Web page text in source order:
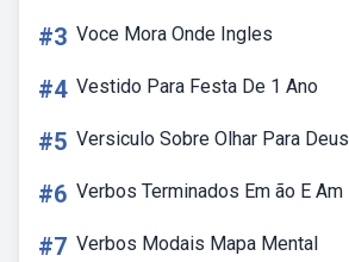
#3 Voce Mora Onde Ingles
#4 Vestido Para Festa De 1 Ano
#5 Versiculo Sobre Olhar Para Deus
#6 Verbos Terminados Em ão E Am
#7 Verbos Modais Mapa Mental